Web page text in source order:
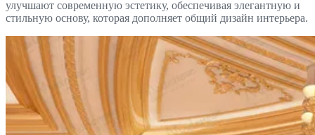
улучшают современную эстетику, обеспечивая элегантную и
стильную основу, которая дополняет общий дизайн интерьера.